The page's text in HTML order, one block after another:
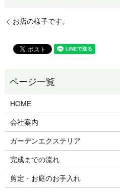
お店の様子です。
HOME
会社案内
ガーデンエクステリア
完成までの流れ
剪定・お庭のお手入れ